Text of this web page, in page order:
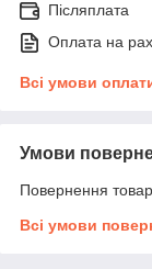
Післяплата
Оплата на
Всі умови
Умови
Повернення
Всі умови